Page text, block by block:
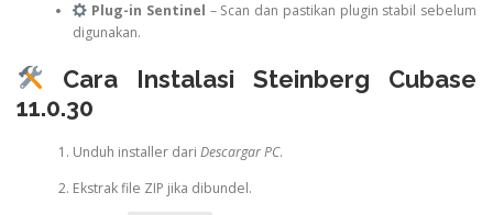
Plug-in Sentinel – Scan dan pastikan plugin stabil sebelum
digunakan.
Cara Instalasi Steinberg Cubase
11.0.30
Unduh installer dari Descargar PC.
Ekstrak file ZIP jika dibundel.